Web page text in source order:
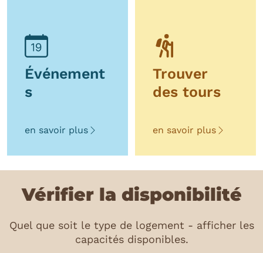
Événement
s
en savoir plus
Trouver
des tours
en savoir plus
Vérifier la disponibilité
Quel que soit le type de logement - afficher les
capacités disponibles.